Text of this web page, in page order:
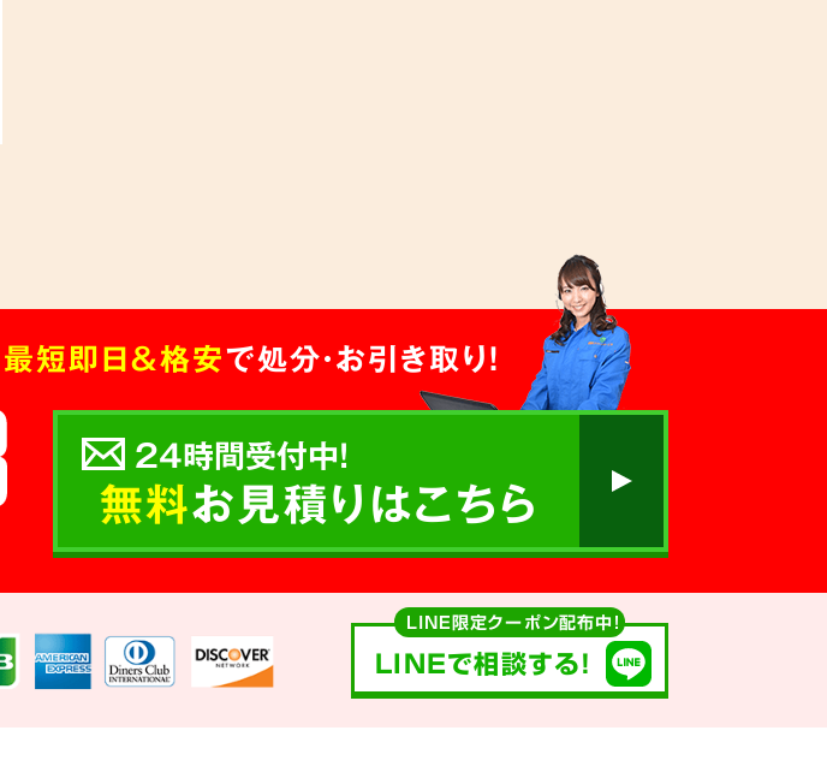
最短即日＆格安で処分・お引き取り！
24時間受付中!
無料お見積りはこちら
LINE限定クーポン配布中！
LINEで相談する!